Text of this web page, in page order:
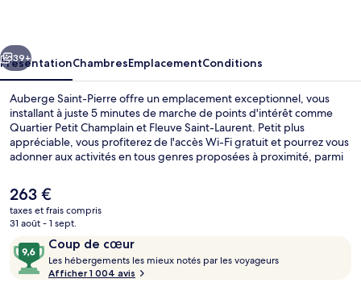
Suivant
39+
PrésentationChambresEmplacementConditions
Auberge Saint-Pierre offre un emplacement exceptionnel, vous
installant à juste 5 minutes de marche de points d'intérêt comme
Quartier Petit Champlain et Fleuve Saint-Laurent. Petit plus
appréciable, vous profiterez de l'accès Wi-Fi gratuit et pourrez vous
adonner aux activités en tous genres proposées à proximité, parmi
alpin. Cet hôtel boutique se trouve également à moins de 10
minutes à pied de Terminal de croisières de Québec et de Château
Frontenac. Le personnel attentionné et la présentation générale
remportent un franc succès auprès des autres voyageurs.
Le
prix
actuel
de
263 €.
263 €
taxes et frais compris
31 août - 1 sept.
Avis
voyageurs
Coup de cœur
9,6
sur
10,
Les hébergements les mieux notés par les voyageurs
Afficher 1 004 avis